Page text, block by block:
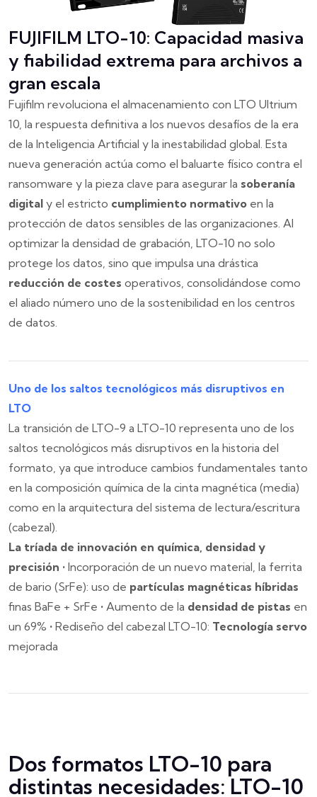
FUJIFILM LTO-10: Capacidad masiva
y fiabilidad extrema para archivos a
gran escala
Fujifilm revoluciona el almacenamiento con LTO Ultrium
10, la respuesta definitiva a los nuevos desafíos de la era
de la Inteligencia Artificial y la inestabilidad global. Esta
nueva generación actúa como el baluarte físico contra el
ransomware y la pieza clave para asegurar la soberanía
digital y el estricto cumplimiento normativo en la
protección de datos sensibles de las organizaciones. Al
optimizar la densidad de grabación, LTO-10 no solo
protege los datos, sino que impulsa una drástica
reducción de costes operativos, consolidándose como
el aliado número uno de la sostenibilidad en los centros
de datos.
Uno de los saltos tecnológicos más disruptivos en
LTO
La transición de LTO-9 a LTO-10 representa uno de los
saltos tecnológicos más disruptivos en la historia del
formato, ya que introduce cambios fundamentales tanto
en la composición química de la cinta magnética (media)
como en la arquitectura del sistema de lectura/escritura
(cabezal).
La tríada de innovación en química, densidad y
precisión • Incorporación de un nuevo material, la ferrita
de bario (SrFe): uso de partículas magnéticas híbridas
finas BaFe + SrFe • Aumento de la densidad de pistas en
un 69% • Rediseño del cabezal LTO-10: Tecnología servo
mejorada
Dos formatos LTO-10 para
distintas necesidades: LTO-10